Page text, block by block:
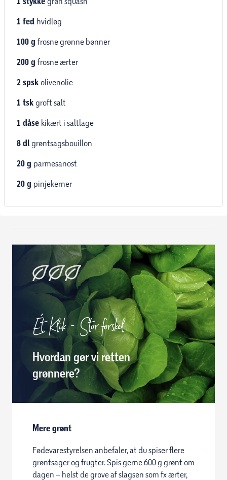
1 fed hvidløg
100 g frosne grønne bønner
200 g frosne ærter
2 spsk olivenolie
1 tsk groft salt
1 dåse kikært i saltlage
8 dl grøntsagsbouillon
20 g parmesanost
20 g pinjekerner
Ét Klik - Stor forskel
Hvordan gør vi retten
grønnere?
Mere grønt
Fødevarestyrelsen anbefaler, at du spiser flere
grøntsager og frugter. Spis gerne 600 g grønt om
dagen – helst de grove af slagsen som fx ærter,